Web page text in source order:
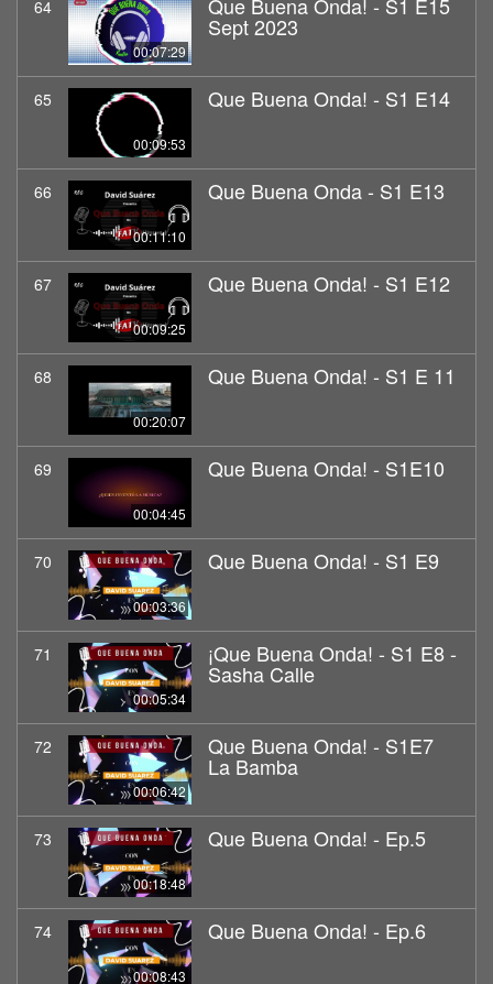
64
00:07:29
Sept 2023
65
00:09:53
Que Buena Onda! - S1 E14
66
00:11:10
Que Buena Onda - S1 E13
67
00:09:25
Que Buena Onda! - S1 E12
68
00:20:07
Que Buena Onda! - S1 E 11
69
00:04:45
Que Buena Onda! - S1E10
70
00:03:36
Que Buena Onda! - S1 E9
71
00:05:34
¡Que Buena Onda! - S1 E8 -
Sasha Calle
72
00:06:42
Que Buena Onda! - S1E7
La Bamba
73
00:18:48
Que Buena Onda! - Ep.5
74
00:08:43
Que Buena Onda! - Ep.6